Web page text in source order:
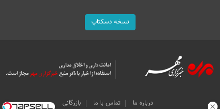
نسخه دسکتاپ
درباره ما تماس با ما بازرگانی